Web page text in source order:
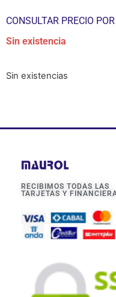
CONSULTAR PRECIO
Sin existencia
Sin existencias
RECIBIMOS TODAS LAS
TARJETAS Y